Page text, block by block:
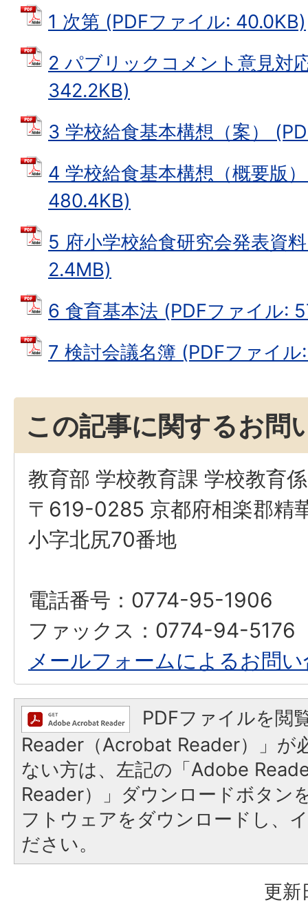
1 次第 (PDFファイル: 40.0KB)
2 パブリックコメント意見対
342.2KB)
3 学校給食基本構想（案）
4 学校給食基本構想（概要版
480.4KB)
5 府小学校給食研究会発表資
2.4MB)
6 食育基本法 (PDFファイル:
7 検討会議名簿 (PDFファイ
この記事に関するお問
教育部 学校教育課 学校教育係
〒619-0285 京都府相楽郡精
小字北尻70番地
電話番号：0774-95-1906
ファックス：0774-94-5176
メールフォームによるお問
PDFファイルを閲
Reader（Acrobat Reader）」が
ない方は、左記の「Adobe
Reader）」ダウンロードボタン
フトウェアをダウンロードし、
ださい。
更新